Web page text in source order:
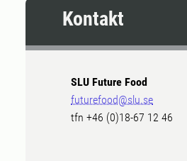
Kontakt
SLU Future Food
futurefood@slu.se
tfn +46 (0)18-67 12 46